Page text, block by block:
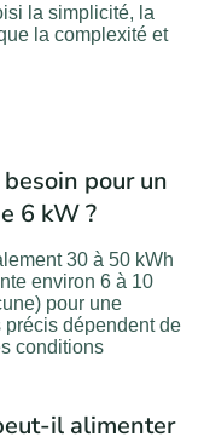
la simplicité, la
la complexité et
pour un
6 kW ?
30 à 50 kWh
environ 6 à 10
pour une
dépendent de
conditions
il alimenter